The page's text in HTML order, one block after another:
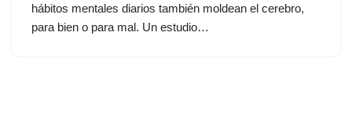
hábitos mentales diarios también moldean el cerebro,
para bien o para mal. Un estudio…